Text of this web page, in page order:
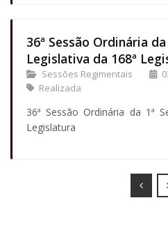
36ª Sessão Ordinária da
Legislativa da 168ª
Sessões Regimentais
Realizada
36ª Sessão Ordinária da 1ª
Legislatura
Prev